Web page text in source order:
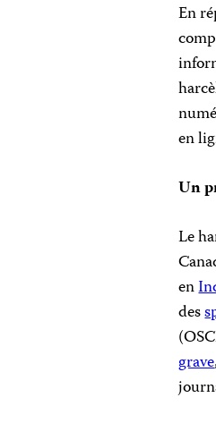
En
en
Un
Le
en
des
grave